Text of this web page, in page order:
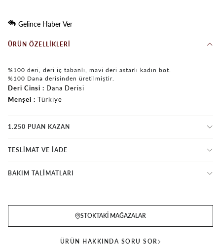
Gelince Haber Ver
ÜRÜN ÖZELLIKLERI
%100 deri, deri iç tabanlı, mavi deri astarlı kadın bot.
%100 Dana derisinden üretilmiştir.
Deri Cinsi
Dana Derisi
Menşei
Türkiye
1.250 PUAN KAZAN
TESLİMAT VE İADE
BAKIM TALİMATLARI
STOKTAKI MAĞAZALAR
ÜRÜN HAKKINDA SORU SOR